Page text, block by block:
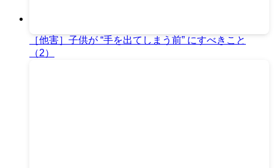
［他害］子供が “手を出てしまう前” にすべきこと
（2）